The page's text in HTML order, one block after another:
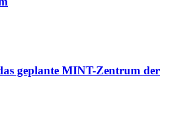
geplante MINT-Zentrum der